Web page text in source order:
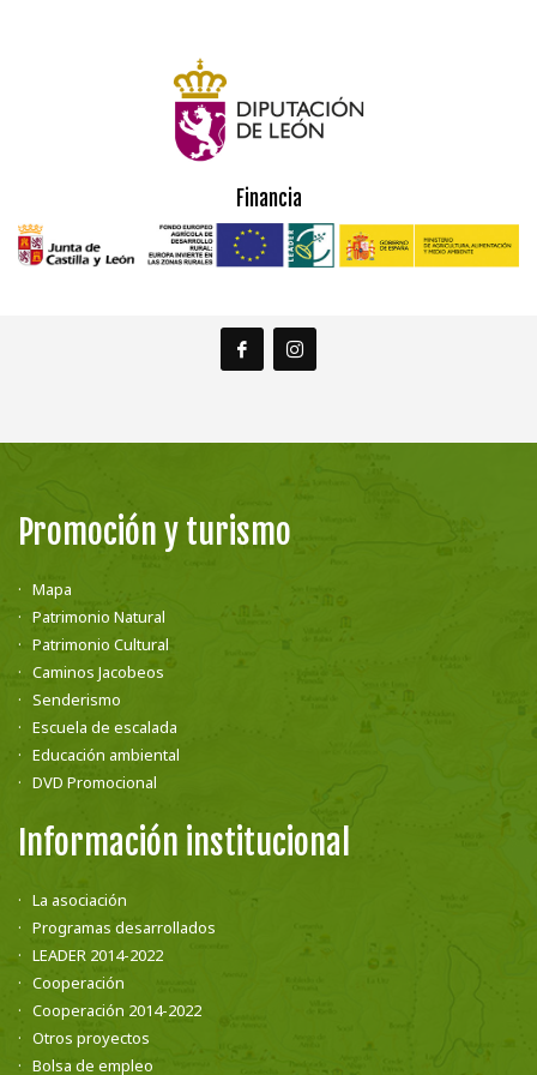
Financia
Promoción y turismo
Mapa
Patrimonio Natural
Patrimonio Cultural
Caminos Jacobeos
Senderismo
Escuela de escalada
Educación ambiental
DVD Promocional
Información institucional
La asociación
Programas desarrollados
LEADER 2014-2022
Cooperación
Cooperación 2014-2022
Otros proyectos
Bolsa de empleo